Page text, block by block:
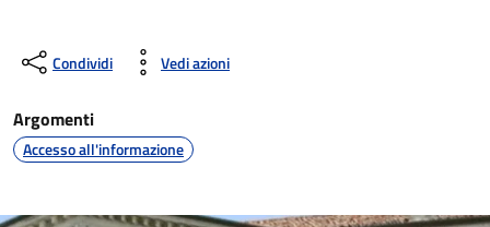
Condividi Vedi azioni
Argomenti
Accesso all'informazione